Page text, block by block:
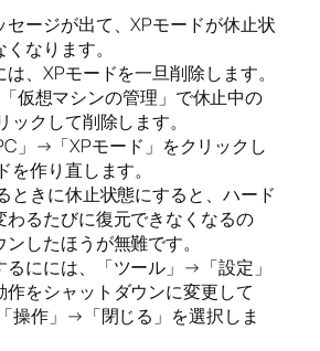
セージが出て、XPモードが休止状
なります。
、XPモードを一旦削除します。
仮想マシンの管理」で休止中の
ックして削除します。
」→「XPモード」をクリックし
作り直します。
ときに休止状態にすると、ハード
わるたびに復元できなくなるの
したほうが無難です。
るにには、「ツール」→「設定」
をシャットダウンに変更して
操作」→「閉じる」を選択しま